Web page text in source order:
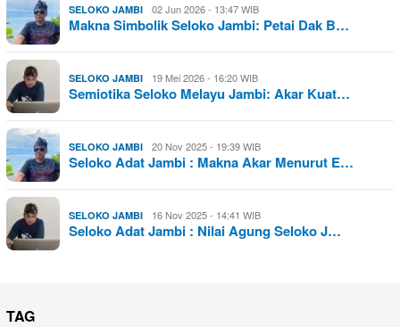
SELOKO JAMBI 02 Jun 2026 - 13:47 WIB
Makna Simbolik Seloko Jambi: Petai Dak B…
SELOKO JAMBI 19 Mei 2026 - 16:20 WIB
Semiotika Seloko Melayu Jambi: Akar Kuat…
SELOKO JAMBI 20 Nov 2025 - 19:39 WIB
Seloko Adat Jambi : Makna Akar Menurut E…
SELOKO JAMBI 16 Nov 2025 - 14:41 WIB
Seloko Adat Jambi : Nilai Agung Seloko J…
TAG